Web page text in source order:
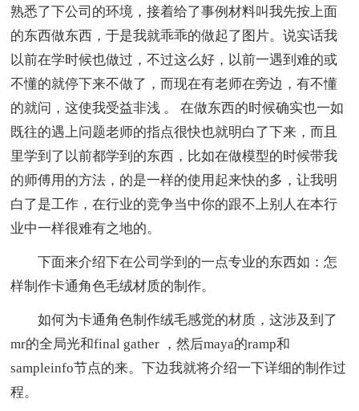
熟悉了下公司的环境，接着给了事例材料叫我先按上面
的东西做东西，于是我就乖乖的做起了图片。说实话我
以前在学时候也做过，不过这么好，以前一遇到难的或
不懂的就停下来不做了，而现在有老师在旁边，有不懂
的就问，这使我受益非浅 。 在做东西的时候确实也一如
既往的遇上问题老师的指点很快也就明白了下来，而且
里学到了以前都学到的东西，比如在做模型的时候带我
的师傅用的方法，的是一样的使用起来快的多，让我明
白了是工作，在行业的竞争当中你的跟不上别人在本行
业中一样很难有之地的。
下面来介绍下在公司学到的一点专业的东西如：怎
样制作卡通角色毛绒材质的制作。
如何为卡通角色制作绒毛感觉的材质，这涉及到了
mr的全局光和final gather ，然后maya的ramp和
sampleinfo节点的来。下边我就将介绍一下详细的制作过
程。